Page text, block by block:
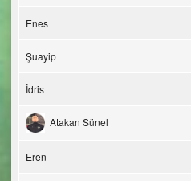
Enes
Şuayip
İdris
Atakan Sünel
Eren